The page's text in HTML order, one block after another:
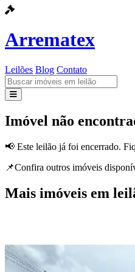
Arrematex
Leilões Blog Contato
Leilões
Contato
Imóvel não
📢 Este leilão já foi encerrado.
📌Confira outros imóveis
Mais imóveis em